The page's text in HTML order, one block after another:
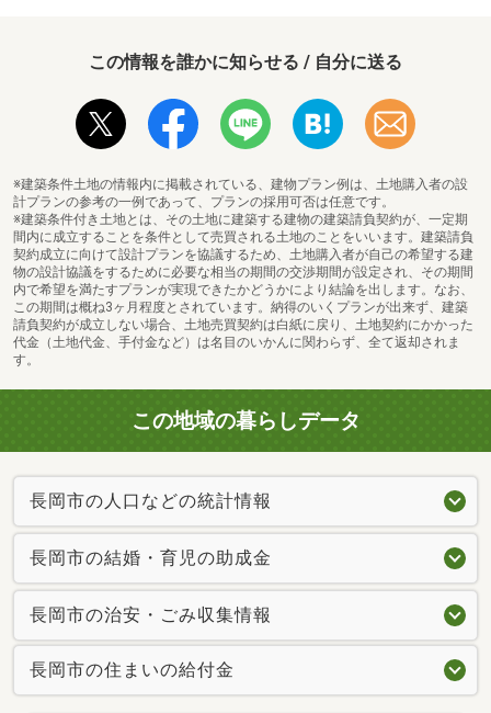
この情報を誰かに知らせる / 自分に送る
※建築条件土地の情報内に掲載されている、建物プラン例は、土地購入者の設
計プランの参考の一例であって、プランの採用可否は任意です。
※建築条件付き土地とは、その土地に建築する建物の建築請負契約が、一定期
間内に成立することを条件として売買される土地のことをいいます。建築請負
契約成立に向けて設計プランを協議するため、土地購入者が自己の希望する建
物の設計協議をするために必要な相当の期間の交渉期間が設定され、その期間
内で希望を満たすプランが実現できたかどうかにより結論を出します。なお、
この期間は概ね3ヶ月程度とされています。納得のいくプランが出来ず、建築
請負契約が成立しない場合、土地売買契約は白紙に戻り、土地契約にかかった
代金（土地代金、手付金など）は名目のいかんに関わらず、全て返却されま
す。
この地域の暮らしデータ
長岡市の人口などの統計情報
長岡市の結婚・育児の助成金
長岡市の治安・ごみ収集情報
長岡市の住まいの給付金